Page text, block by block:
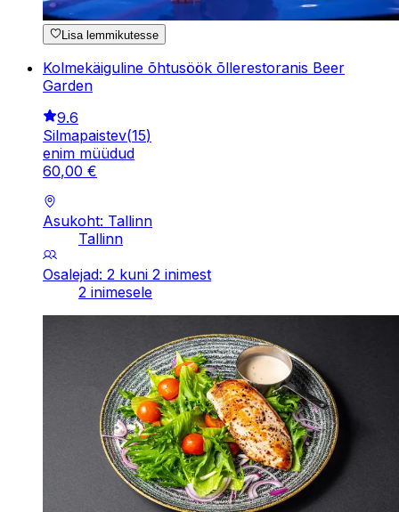
Lisa lemmikutesse
Kolmekäiguline õhtusöök õllerestoranis Beer
Garden
9.6
Silmapaistev(15)
enim müüdud
60,00 €
Asukoht: Tallinn
Tallinn
Osalejad: 2 kuni 2 inimest
2 inimesele